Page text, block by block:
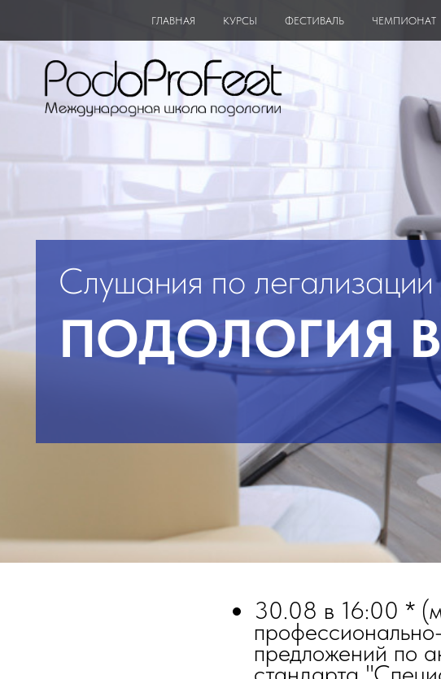
ГЛАВНАЯ КУРСЫ ФЕСТИВАЛЬ ЧЕМПИОНАТ
Слушания по
ПОДОЛОГИЯ
30.08 в 16:00 *
предложений по